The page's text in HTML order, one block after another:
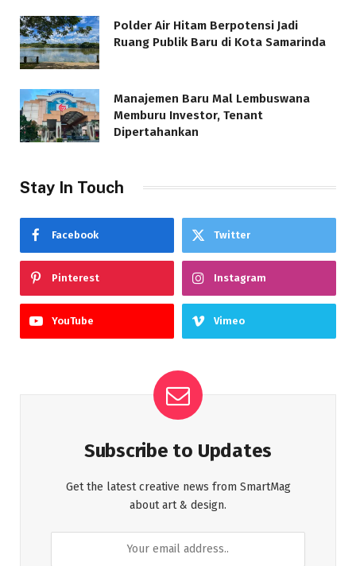
Polder Air Hitam Berpotensi Jadi
Ruang Publik Baru di Kota Samarinda
Manajemen Baru Mal Lembuswana
Memburu Investor, Tenant
Dipertahankan
Stay In Touch
Facebook Twitter
Pinterest Instagram
YouTube Vimeo
Subscribe to Updates
Get the latest creative news from SmartMag
about art & design.